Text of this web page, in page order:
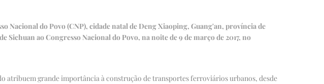
Nacional do Povo (CNP), cidade natal de Deng Xiaoping, Guang'an, província de
ao Congresso Nacional do Povo, na noite de 9 de março de 2017, no
atribuem grande importância à construção de transportes ferroviários urbanos, desde